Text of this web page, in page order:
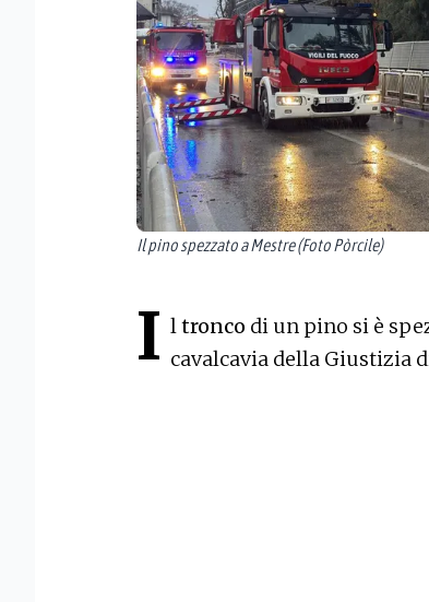
Il pino spezzato a Mestre (Foto Pòrcile)
I ltronco di un pino si è
cavalcavia della Giustizia